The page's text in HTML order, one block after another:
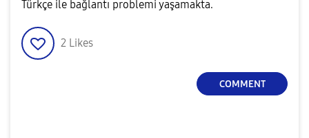
Türkçe ile bağlantı problemi yaşamakta.
2 Likes
COMMENT